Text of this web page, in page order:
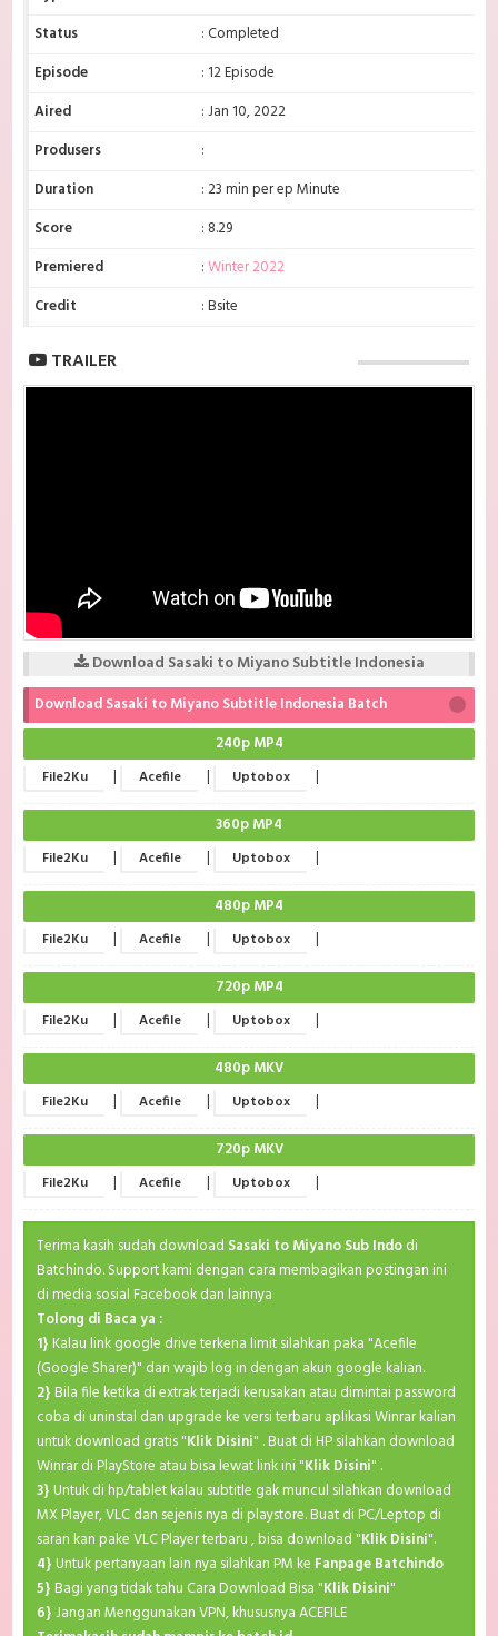
Status
: Completed
Episode
: 12 Episode
Aired
: Jan 10, 2022
Produsers
:
Duration
: 23 min per ep Minute
Score
: 8.29
Premiered
:Winter 2022
Credit
: Bsite
TRAILER
Download Sasaki to Miyano Subtitle Indonesia
Download Sasaki to Miyano Subtitle Indonesia Batch
240p MP4
File2Ku | Acefile | Uptobox |
360p MP4
File2Ku | Acefile | Uptobox |
480p MP4
File2Ku | Acefile | Uptobox |
720p MP4
File2Ku | Acefile | Uptobox |
480p MKV
File2Ku | Acefile | Uptobox |
720p MKV
File2Ku | Acefile | Uptobox |
Terima kasih sudah download Sasaki to Miyano Sub Indodi
Batchindo. Support kami dengan cara membagikan postingan ini
di media sosial Facebook dan lainnya
Tolong di Baca ya :
1} Kalau link google drive terkena limit silahkan paka "Acefile
(Google Sharer)" dan wajib log in dengan akun google kalian.
2} Bila file ketika di extrak terjadi kerusakan atau dimintai password
coba di uninstal dan upgrade ke versi terbaru aplikasi Winrar kalian
untuk download gratis "Klik Disini" . Buat di HP silahkan download
Winrar di PlayStore atau bisa lewat link ini "Klik Disini" .
3} Untuk di hp/tablet kalau subtitle gak muncul silahkan download
MX Player, VLC dan sejenis nya di playstore. Buat di PC/Leptop di
saran kan pake VLC Player terbaru , bisa download "Klik Disini".
4} Untuk pertanyaan lain nya silahkan PM ke Fanpage Batchindo
5} Bagi yang tidak tahu Cara Download Bisa "Klik Disini"
6}Jangan Menggunakan VPN, khususnya ACEFILE